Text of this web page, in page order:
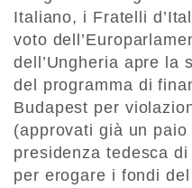
Italiano, i Fratelli
voto
dell’Ungheria apre la
del programma di
Budapest per
(approvati già un
presidenza tedesca
per erogare i fondi